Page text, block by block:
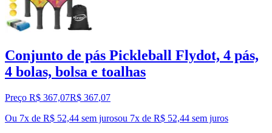
Conjunto de pás Pickleball Flydot, 4 pás,
4 bolas, bolsa e toalhas
Preço R$ 367,07R$ 367,07
Ou 7x de R$ 52,44 sem jurosou 7x de R$ 52,44 sem juros